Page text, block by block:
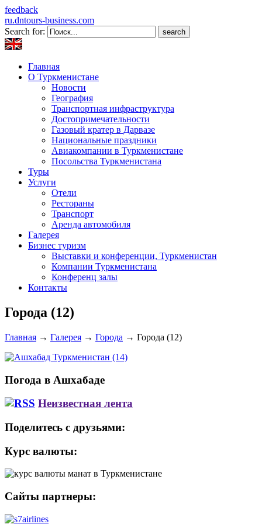
feedback
ru.dntours-business.com
Search for:
Главная
О Туркменистане
Новости
География
Транспортная инфраструктура
Достопримечательности
Газовый кратер в Дарвазе
Национальные праздники
Авиакомпании в Туркменистане
Посольства Туркменистана
Туры
Услуги
Отели
Рестораны
Транспорт
Аренда автомобиля
Галерея
Бизнес туризм
Выставки и конференции, Туркменистан
Компании Туркменистана
Конференц залы
Контакты
Города (12)
Главная → Галерея → Города → Города (12)
Погода в Ашхабаде
Неизвестная лента
Поделитесь с друзьями:
Курс валюты:
Сайты партнеры: